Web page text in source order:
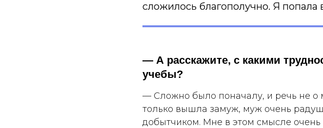
сложилось благополучно. Я попала
— А расскажите, с какими
учебы?
— Сложно было поначалу, и речь не о
только вышла замуж, муж очень
добытчиком. Мне в этом смысле